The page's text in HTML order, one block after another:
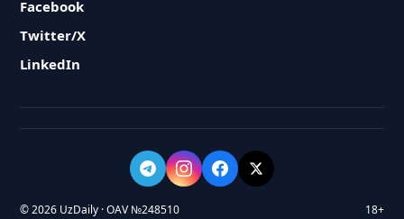
Facebook
Twitter/X
LinkedIn
© 2026 UzDaily · OAV №248510 18+